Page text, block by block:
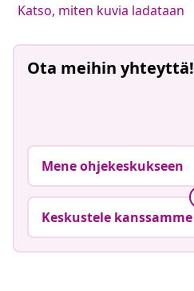
Katso, miten kuvia ladataan
Ota meihin yhteyttä!
Mene ohjekeskukseen
Keskustele kanssamme